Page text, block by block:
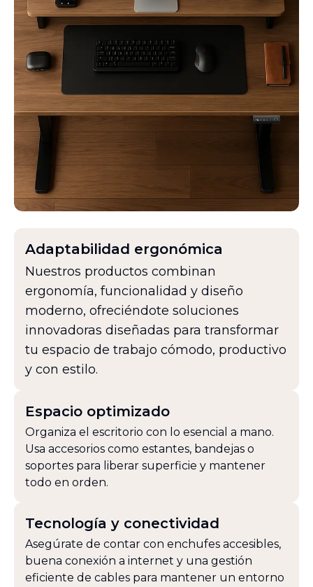
Adaptabilidad ergonómica
Nuestros productos combinan
ergonomía, funcionalidad y diseño
moderno, ofreciéndote soluciones
innovadoras diseñadas para transformar
tu espacio de trabajo cómodo, productivo
y con estilo.
Espacio optimizado
Organiza el escritorio con lo esencial a mano.
Usa accesorios como estantes, bandejas o
soportes para liberar superficie y mantener
todo en orden.
Tecnología y conectividad
Asegúrate de contar con enchufes accesibles,
buena conexión a internet y una gestión
eficiente de cables para mantener un entorno